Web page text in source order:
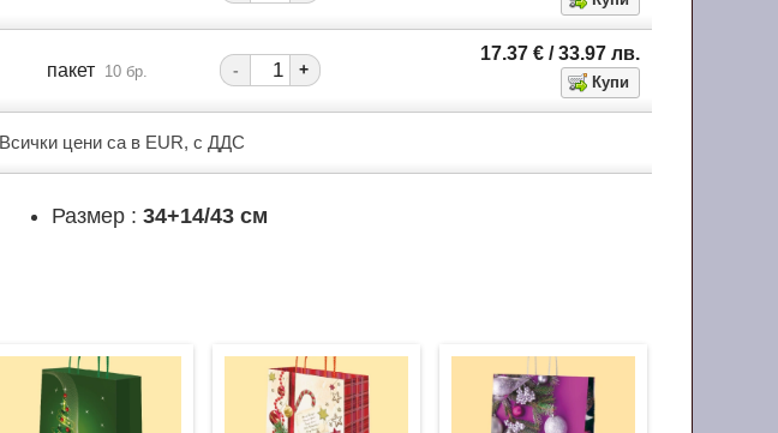
пакет 10 бр. - +
17.37€ / 33.97лв.
Всички цени са в EUR, с ДДС
Размер :34+14/43 см